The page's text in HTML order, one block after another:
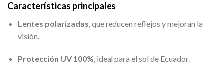
Características principales
Lentes polarizadas , que reducen reflejos y mejoran la
visión.
Protección UV 100%, ideal para el sol de Ecuador.